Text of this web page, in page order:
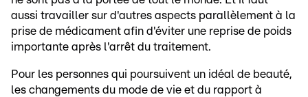
aussi travailler sur d'autres aspects parallèlement à la
prise de médicament afin d'éviter une reprise de poids
importante après l'arrêt du traitement.
Pour les personnes qui poursuivent un idéal de beauté,
les changements du mode de vie et du rapport à